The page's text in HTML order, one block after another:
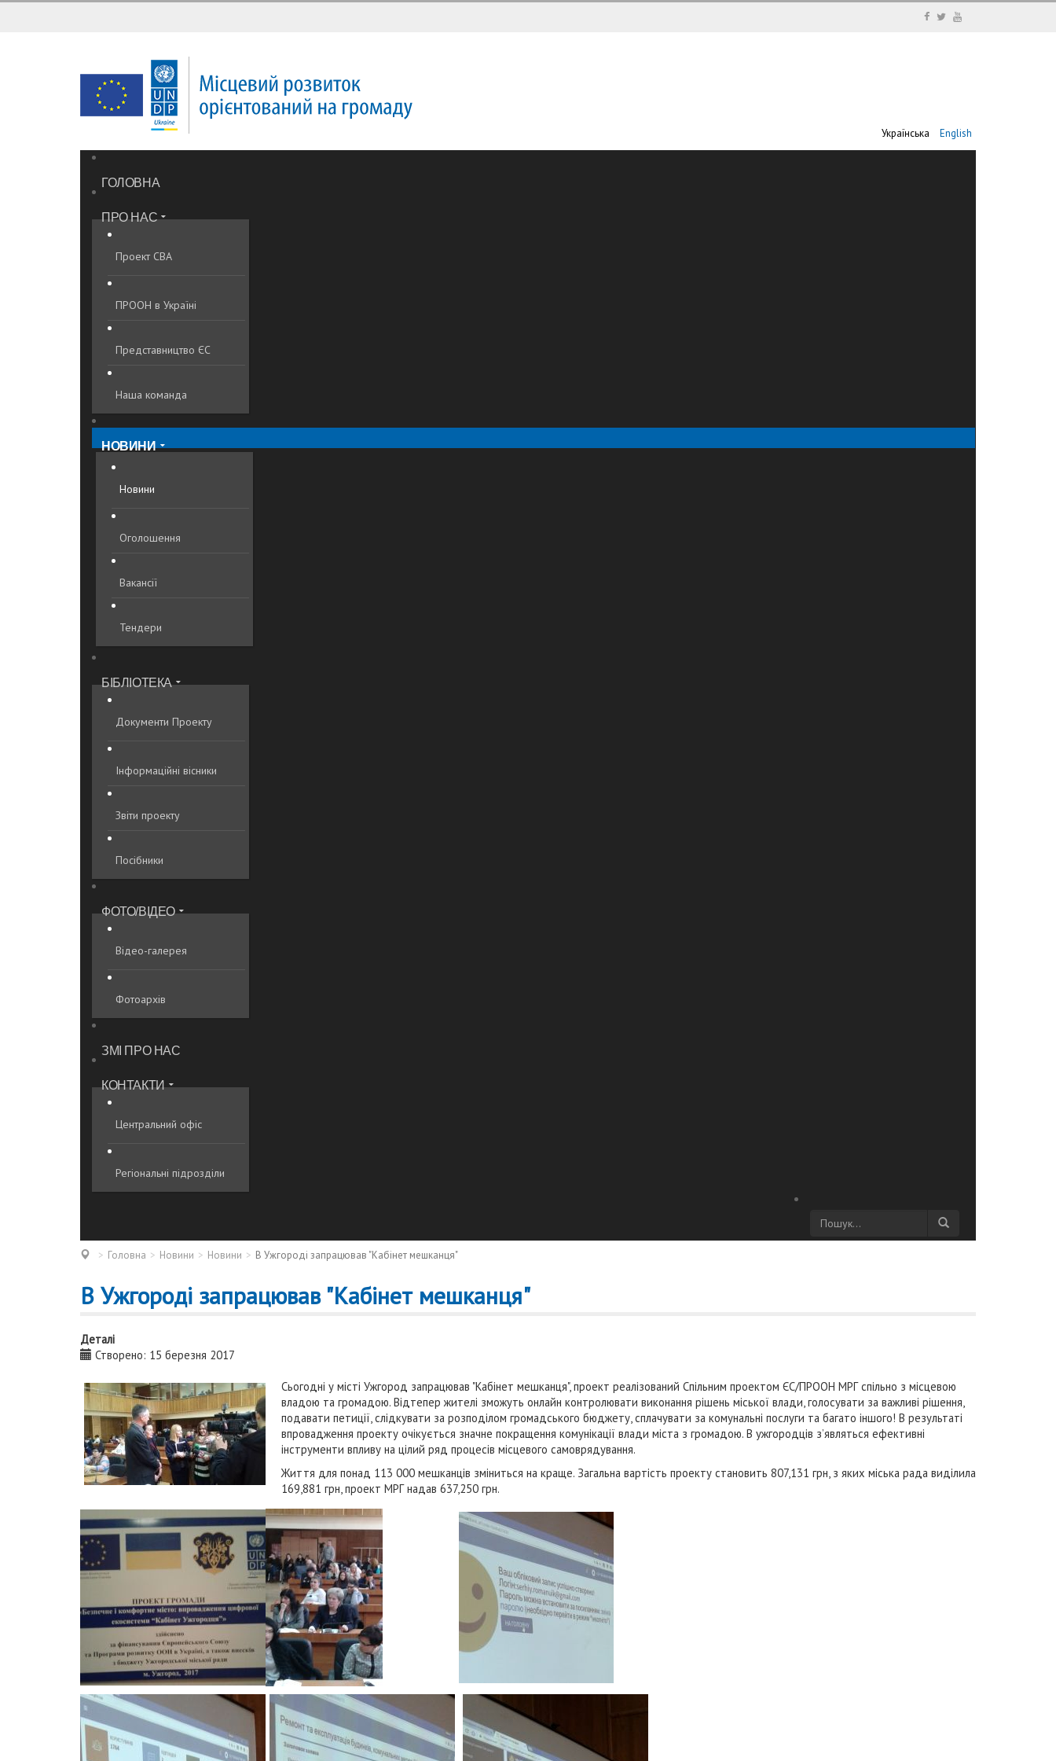
Українська English
ГОЛОВНА
ПРО НАС
Проект CBA
ПРООН в Україні
Представництво ЄС
Наша команда
НОВИНИ
Новини
Оголошення
Вакансії
Тендери
БІБЛІОТЕКА
Документи Проекту
Інформаційні вісники
Звіти проекту
Посібники
ФОТО/ВІДЕО
Відео-галерея
Фотоархів
ЗМІ ПРО НАС
КОНТАКТИ
Центральний офіс
Регіональні підрозділи
Головна Новини Новини В Ужгороді запрацював "Кабінет мешканця"
В Ужгороді запрацював "Кабінет мешканця"
Деталі
Створено: 15 березня 2017
Сьогодні у місті Ужгород запрацював "Кабінет мешканця", проект реалізований Спільним проектом ЄС/ПРООН МРГ спільно з місцевою
владою та громадою. Відтепер жителі зможуть онлайн контролювати виконання рішень міської влади, голосувати за важливі рішення,
подавати петиції, слідкувати за розподілом громадського бюджету, сплачувати за комунальні послуги та багато іншого! В результаті
впровадження проекту очікується значне покращення комунікації влади міста з громадою. В ужгородців з’являться ефективні
інструменти впливу на цілий ряд процесів місцевого самоврядування.
Життя для понад 113 000 мешканців зміниться на краще. Загальна вартість проекту становить 807,131 грн, з яких міська рада виділила
169,881 грн, проект МРГ надав 637,250 грн.